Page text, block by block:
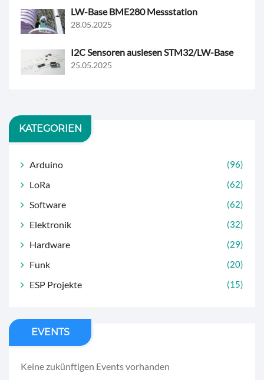
LW-Base BME280 Messstation
28.05.2025
I2C Sensoren auslesen STM32/LW-Base
25.05.2025
KATEGORIEN
Arduino (96)
LoRa (62)
Software (62)
Elektronik (32)
Hardware (29)
Funk (20)
ESP Projekte (15)
EVENTS
Keine zukünftigen Events vorhanden